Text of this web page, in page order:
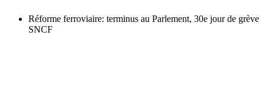
Réforme ferroviaire: terminus au Parlement, 30e jour de grève
SNCF